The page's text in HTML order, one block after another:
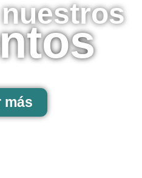
más